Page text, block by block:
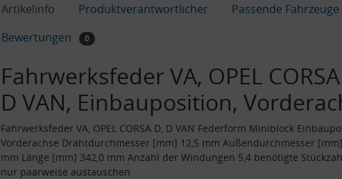
Artikelinfo Produktverantwortlicher
Passende Fahrzeuge
Bewertungen
0
Fahrwerksfeder VA, OPEL
D VAN, Einbauposition,
Fahrwerksfeder VA, OPEL CORSA D, D VAN Federform Miniblock
Vorderachse Drahtdurchmesser [mm] 12,5 mm Außendurchmesser
mm Länge [mm] 342,0 mm Anzahl der Windungen 5,4 benötigte
nur paarweise austauschen